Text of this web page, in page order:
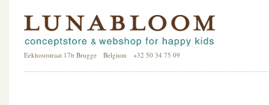
Eekhoutstraat 17b Brugge Belgium +32 50 34 75 09